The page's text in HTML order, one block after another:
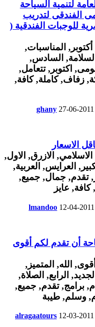
لتنمية السياحة
الفندقى لتدريب
للوجبات الفندقية (
ghany 27-06-2011
الاسعار
lmandoo 12-04-2011
أن تقدم لكم أقوى
alragaatours 12-03-2011